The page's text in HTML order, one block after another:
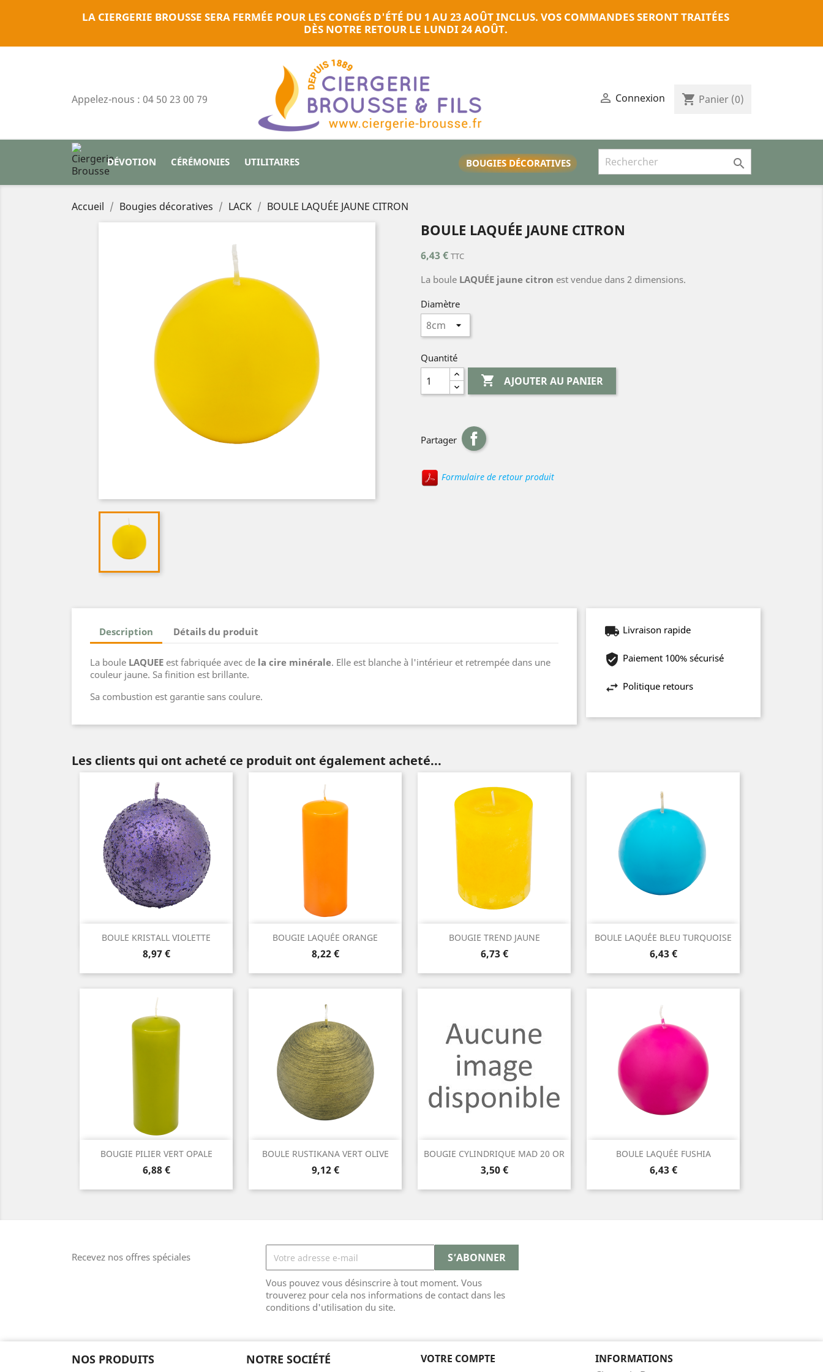
LA CIERGERIE BROUSSE SERA FERMÉE POUR LES CONGÉS D'ÉTÉ DU 1 AU 23 AOÛT INCLUS. VOS COMMANDES SERONT TRAITÉES
DÈS NOTRE RETOUR LE LUNDI 24 AOÛT.
Appelez-nous : 04 50 23 00 79  Connexion shopping_cart Panier (0)
DÉVOTION CÉRÉMONIES UTILITAIRES BOUGIES DÉCORATIVES 
Accueil Bougies décoratives LACK BOULE LAQUÉE JAUNE CITRON
BOULE LAQUÉE JAUNE CITRON
6,43 € TTC
La boule LAQUÉE jaune citron est vendue dans 2 dimensions.
Diamètre
Quantité
 AJOUTER AU PANIER
Partager
Formulaire de retour produit
Description Détails du produit
La boule LAQUEE est fabriquée avec de la cire minérale. Elle est blanche à l'intérieur et retrempée dans une
couleur jaune. Sa finition est brillante.
Sa combustion est garantie sans coulure.
Livraison rapide
Paiement 100% sécurisé
Politique retours
Les clients qui ont acheté ce produit ont également acheté...
BOULE KRISTALL VIOLETTE
Prix
8,97 €
 Aperçu rapide BOUGIE LAQUÉE ORANGE
Prix
8,22 €
Aperçu rapide BOUGIE TREND JAUNE
Prix
6,73 €
Aperçu rapide BOULE LAQUÉE BLEU TURQUOISE
Prix
6,43 €
Aperçu rapide
BOUGIE PILIER VERT OPALE
Prix
6,88 €
Aperçu rapide BOULE RUSTIKANA VERT OLIVE
Prix
9,12 €
Aperçu rapide BOUGIE CYLINDRIQUE MAD 20 OR
Prix
3,50 €
Aperçu rapide BOULE LAQUÉE FUSHIA
Prix
6,43 €
 Aperçu rapide
Recevez nos offres spéciales
Vous pouvez vous désinscrire à tout moment. Vous
trouverez pour cela nos informations de contact dans les
conditions d'utilisation du site.
NOS PRODUITS NOTRE SOCIÉTÉ VOTRE COMPTE
INFORMATIONS